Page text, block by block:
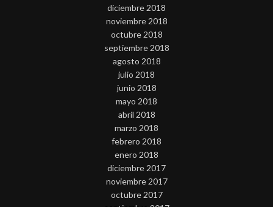
diciembre 2018
noviembre 2018
octubre 2018
septiembre 2018
agosto 2018
julio 2018
junio 2018
mayo 2018
abril 2018
marzo 2018
febrero 2018
enero 2018
diciembre 2017
noviembre 2017
octubre 2017